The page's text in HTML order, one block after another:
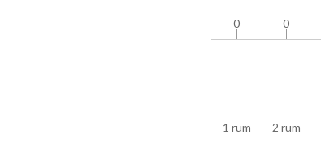
1 rum 2 rum
0
0 0
0